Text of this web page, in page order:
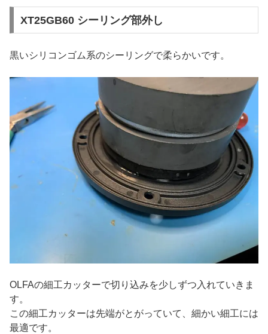
XT25GB60 シーリング部外し
黒いシリコンゴム系のシーリングで柔らかいです。
OLFAの細工カッターで切り込みを少しずつ入れていきま
す。
この細工カッターは先端がとがっていて、細かい細工には
最適です。